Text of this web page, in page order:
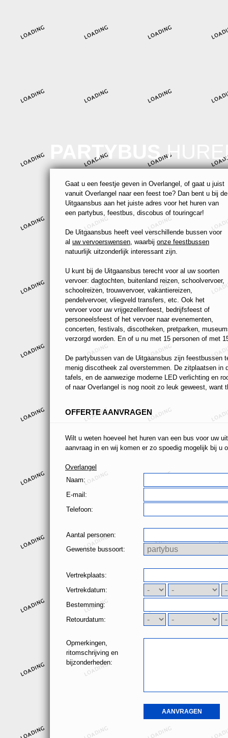
PARTYBUS
Gaat u een feestje geven in Overlangel, of gaat u juist
vanuit Overlangel naar een feest toe? Dan bent u bij de
Uitgaansbus aan het juiste adres voor het huren van
een partybus, feestbus, discobus of touringcar!
De Uitgaansbus heeft veel verschillende bussen voor
al uw vervoerswensen, waarbij onze feestbussen
natuurlijk uitzonderlijk interessant zijn.
U kunt bij de Uitgaansbus terecht voor al uw soorten
vervoer: dagtochten, buitenland reizen, schoolvervoer,
schoolreizen, trouwvervoer, vakantiereizen,
pendelvervoer, vliegveld transfers, etc. Ook het
vervoer voor uw vrijgezellenfeest, bedrijfsfeest of
personeelsfeest of het vervoer naar evenementen,
concerten, festivals, discotheken, pretparken,
verzorgd worden. En of u nu met 15 personen of met
De partybussen van de Uitgaansbus zijn feestbussen
menig discotheek zal overstemmen. De zitplaatsen
tafels, en de aanwezige moderne LED verlichting en
of naar Overlangel is nog nooit zo leuk geweest, want
OFFERTE AANVRAGEN
Wilt u weten hoeveel het huren van een bus voor uw
aanvraag in en wij komen er zo spoedig mogelijk bij u
Overlangel
Naam:
E-mail:
Telefoon:
Aantal personen:
Gewenste bussoort:
Vertrekplaats:
Vertrekdatum:
Bestemming:
Retourdatum:
Opmerkingen,
ritomschrijving en
bijzonderheden: